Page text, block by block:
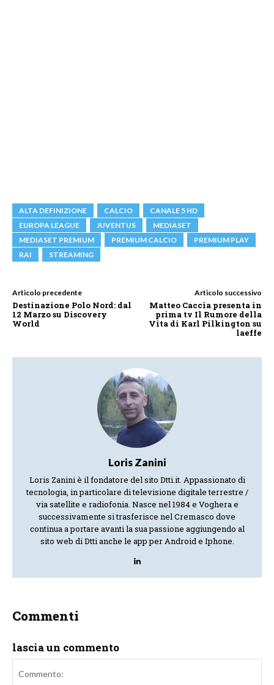
ALTA DEFINIZIONE CALCIO
CANALE 5 HD
EUROPA LEAGUE
JUVENTUS
MEDIASET
MEDIASET PREMIUM
PREMIUM CALCIO
PREMIUM PLAY
RAI
STREAMING
Articolo precedente
Destinazione Polo Nord: dal
12 Marzo su Discovery
World
Articolo successivo
Matteo Caccia presenta in
prima tv Il Rumore della
Vita di Karl Pilkington su
laeffe
Loris Zanini
Loris Zanini è il fondatore del sito Dtti.it. Appassionato di
tecnologia, in particolare di televisione digitale terrestre /
via satellite e radiofonia. Nasce nel 1984 e Voghera e
successivamente si trasferisce nel Cremasco dove
continua a portare avanti la sua passione aggiungendo al
sito web di Dtti anche le app per Android e Iphone.
Commenti
lascia un commento